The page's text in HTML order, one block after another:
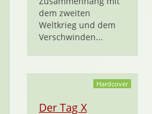
dem zweiten
Weltkrieg und dem
Verschwinden...
Hardcover
Der Tag X